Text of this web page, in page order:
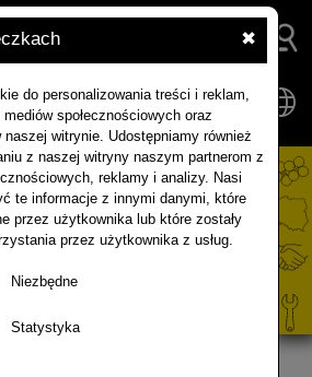
✖
do personalizowania treści i reklam,
społecznościowych oraz
naszej witrynie. Udostępniamy również
z naszej witryny naszym partnerom z
reklamy i analizy. Nasi
te informacje z innymi danymi, które
przez użytkownika lub które zostały
przez użytkownika z usług.
Niezbędne
Statystyka
rzepaku
woj.
24 05